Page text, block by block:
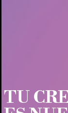
TU